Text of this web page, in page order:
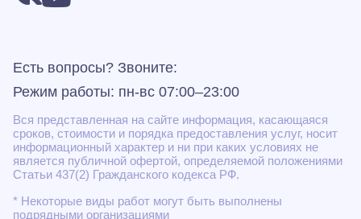
Есть вопросы? Звоните:
Режим работы: пн-вс 07:00–23:00
Вся представленная на сайте информация, касающаяся
сроков, стоимости и порядка предоставления услуг, носит
информационный характер и ни при каких условиях не
является публичной офертой, определяемой положениями
Статьи 437(2) Гражданского кодекса РФ.
* Некоторые виды работ могут быть выполнены
подрядными организациями